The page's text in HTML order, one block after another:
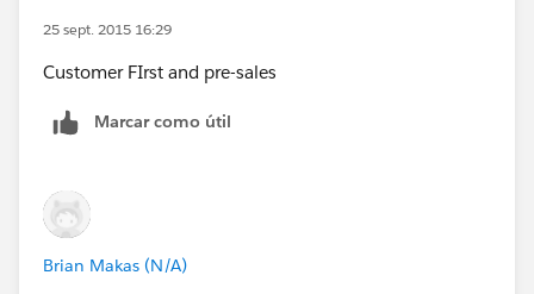
25 sept. 2015 16:29
Customer FIrst and pre-sales
Marcar como útil
Brian Makas (N/A)